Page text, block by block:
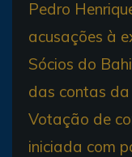
Pedro
acusações à
Sócios do
das contas
Votação de
iniciada com